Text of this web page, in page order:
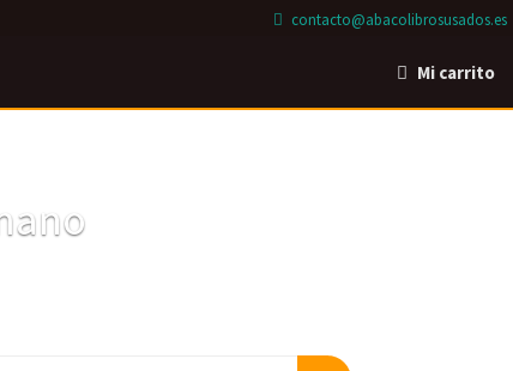
contacto@abacolibrosusados.es
Mi carrito